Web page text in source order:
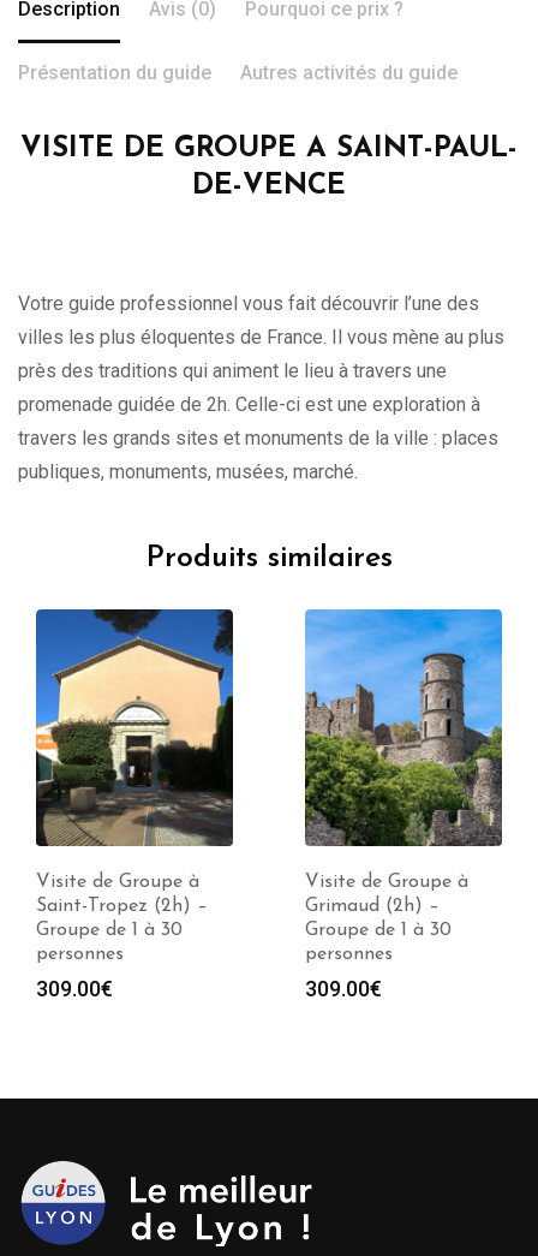
Description Avis (0) Pourquoi ce prix ?
Présentation du guide Autres activités du guide
VISITE DE GROUPE A SAINT-PAUL-
DE-VENCE
Votre guide professionnel vous fait découvrir l’une des
villes les plus éloquentes de France. Il vous mène au plus
près des traditions qui animent le lieu à travers une
promenade guidée de 2h. Celle-ci est une exploration à
travers les grands sites et monuments de la ville : places
publiques, monuments, musées, marché.
Produits similaires
Visite de Groupe à
Saint-Tropez (2h) –
Groupe de 1 à 30
personnes
309.00€
Visite de Groupe à
Grimaud (2h) –
Groupe de 1 à 30
personnes
309.00€